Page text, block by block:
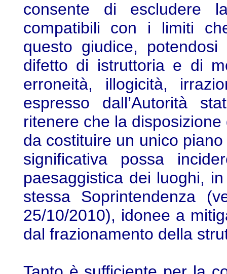
consente di escludere
compatibili con i limiti
questo giudice,
difetto di istruttoria e di
erroneità, illogicità,
espresso dall’Autorità
ritenere che la
da costituire un unico
significativa possa
paesaggistica dei luoghi,
stessa Soprintendenza
25/10/2010), idonee a
dal frazionamento della